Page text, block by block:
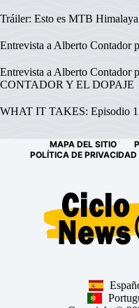
Tráiler: Esto es MTB Himalaya
Entrevista a Alberto Contador
Entrevista a Alberto Contador
CONTADOR Y EL DOPAJE
WHAT IT TAKES: Episodio 1
MAPA DEL SITIO
POLÍTICA DE PRIVACIDAD